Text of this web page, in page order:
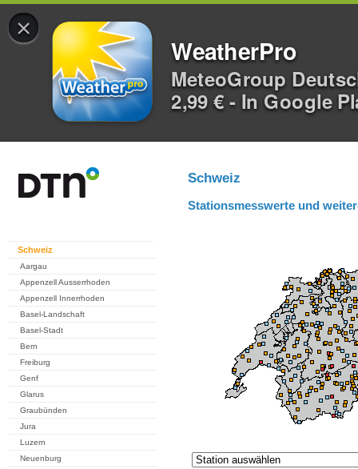
×
WeatherPro
MeteoGroup
2,99 € - In Google
Schweiz
Aargau
Appenzell Ausserrhoden
Appenzell Innerrhoden
Basel-Landschaft
Basel-Stadt
Bern
Freiburg
Genf
Glarus
Graubünden
Jura
Luzern
Neuenburg
Schweiz
Stationsmesswerte und